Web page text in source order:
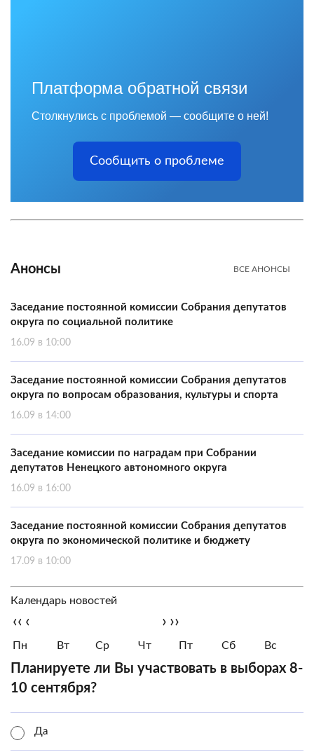
Платформа обратной связи
Столкнулись с проблемой — сообщите о ней!
Сообщить о проблеме
Анонсы ВСЕ АНОНСЫ
Заседание постоянной комиссии Собрания депутатов
округа по социальной политике
16.09 в 10:00
Заседание постоянной комиссии Собрания депутатов
округа по вопросам образования, культуры и спорта
16.09 в 14:00
Заседание комиссии по наградам при Собрании
депутатов Ненецкого автономного округа
16.09 в 16:00
Заседание постоянной комиссии Собрания депутатов
округа по экономической политике и бюджету
17.09 в 10:00
Календарь новостей
‹‹ ‹ › ››
Пн Вт Ср Чт Пт Сб Вс
Планируете ли Вы участвовать в выборах 8-
10 сентября?
Да